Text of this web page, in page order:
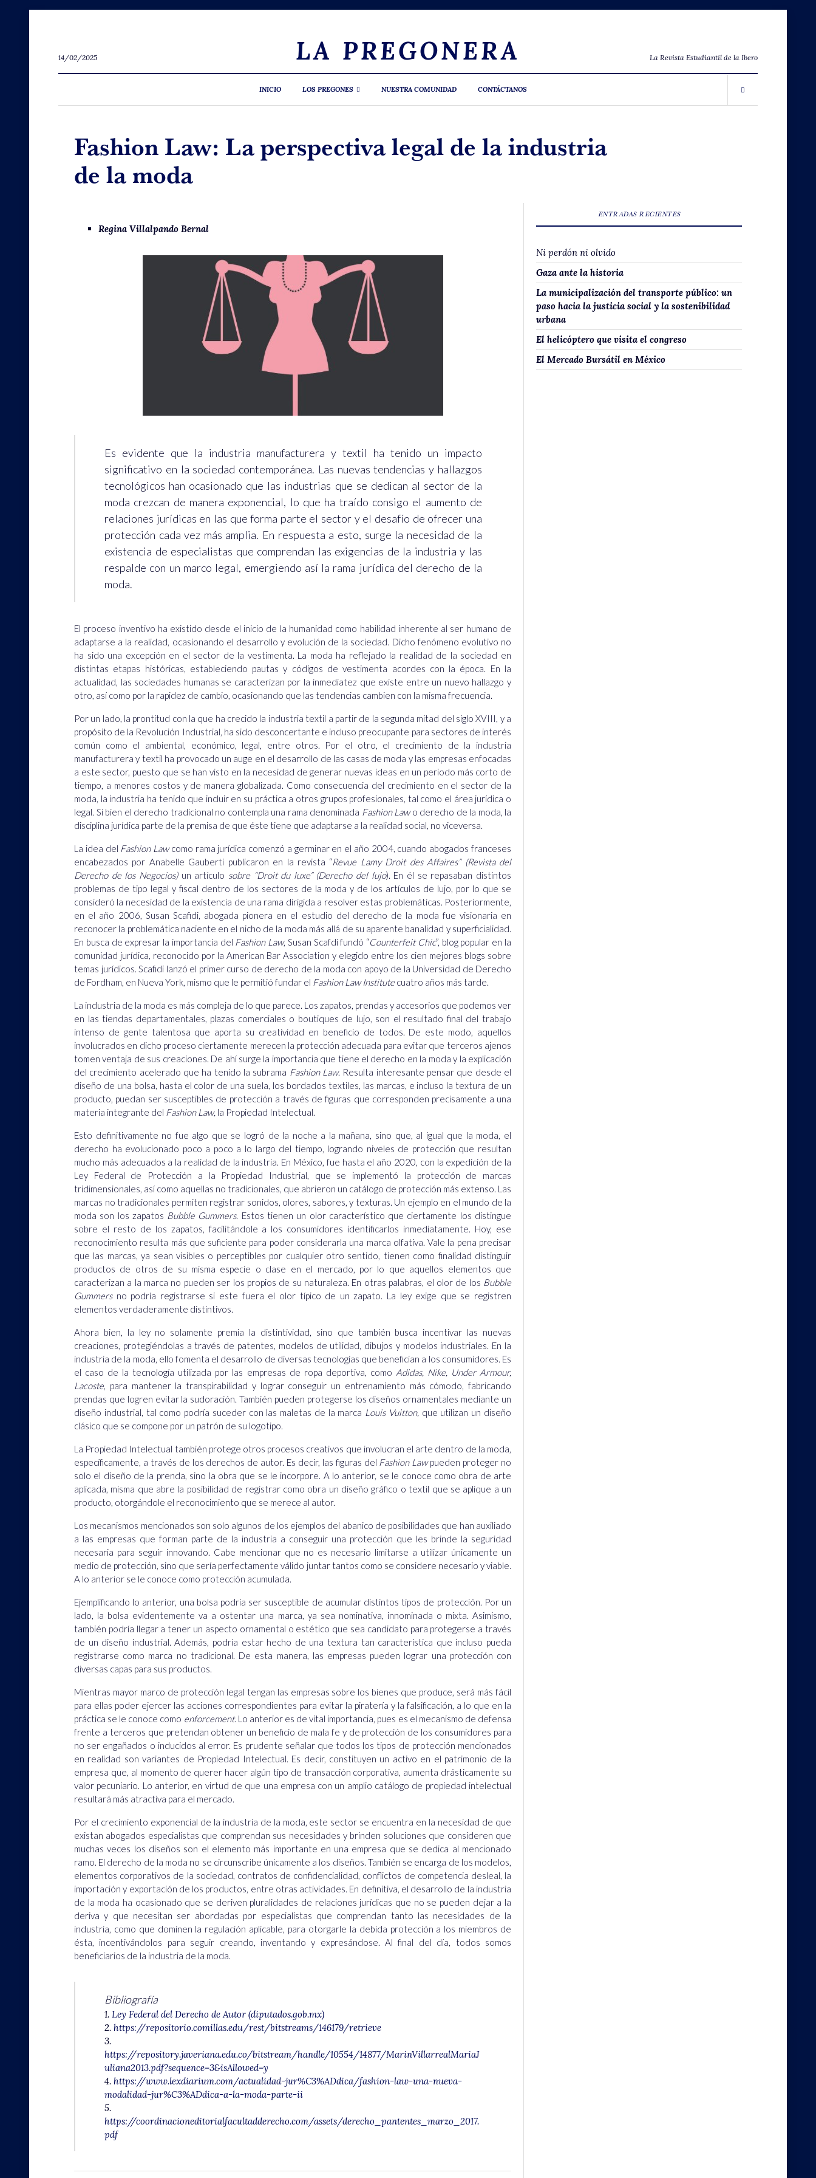
LA PREGONERA
14/02/2025 La Revista Estudiantil de la Ibero
INICIO LOS PREGONES NUESTRA COMUNIDAD CONTÁCTANOS
Fashion Law: La perspectiva legal de la industria
de la moda
Regina Villalpando Bernal
Es evidente que la industria manufacturera y textil ha tenido un impacto
significativo en la sociedad contemporánea. Las nuevas tendencias y hallazgos
tecnológicos han ocasionado que las industrias que se dedican al sector de la
moda crezcan de manera exponencial, lo que ha traído consigo el aumento de
relaciones jurídicas en las que forma parte el sector y el desafío de ofrecer una
protección cada vez más amplia. En respuesta a esto, surge la necesidad de la
existencia de especialistas que comprendan las exigencias de la industria y las
respalde con un marco legal, emergiendo así la rama jurídica del derecho de la
moda.
El proceso inventivo ha existido desde el inicio de la humanidad como habilidad inherente al ser humano de
adaptarse a la realidad, ocasionando el desarrollo y evolución de la sociedad. Dicho fenómeno evolutivo no
ha sido una excepción en el sector de la vestimenta. La moda ha reflejado la realidad de la sociedad en
distintas etapas históricas, estableciendo pautas y códigos de vestimenta acordes con la época. En la
actualidad, las sociedades humanas se caracterizan por la inmediatez que existe entre un nuevo hallazgo y
otro, así como por la rapidez de cambio, ocasionando que las tendencias cambien con la misma frecuencia.
Por un lado, la prontitud con la que ha crecido la industria textil a partir de la segunda mitad del siglo XVIII, y a
propósito de la Revolución Industrial, ha sido desconcertante e incluso preocupante para sectores de interés
común como el ambiental, económico, legal, entre otros. Por el otro, el crecimiento de la industria
manufacturera y textil ha provocado un auge en el desarrollo de las casas de moda y las empresas enfocadas
a este sector, puesto que se han visto en la necesidad de generar nuevas ideas en un periodo más corto de
tiempo, a menores costos y de manera globalizada. Como consecuencia del crecimiento en el sector de la
moda, la industria ha tenido que incluir en su práctica a otros grupos profesionales, tal como el área jurídica o
legal. Si bien el derecho tradicional no contempla una rama denominada Fashion Lawo derecho de la moda, la
disciplina jurídica parte de la premisa de que éste tiene que adaptarse a la realidad social, no viceversa.
La idea del Fashion Lawcomo rama jurídica comenzó a germinar en el año 2004, cuando abogados franceses
encabezados por Anabelle Gauberti publicaron en la revista “Revue Lamy Droit des Affaires” (Revista del
Derecho de los Negocios) un artículo sobre “Droit du luxe” (Derecho del lujo). En él se repasaban distintos
problemas de tipo legal y fiscal dentro de los sectores de la moda y de los artículos de lujo, por lo que se
consideró la necesidad de la existencia de una rama dirigida a resolver estas problemáticas. Posteriormente,
en el año 2006, Susan Scafidi, abogada pionera en el estudio del derecho de la moda fue visionaria en
reconocer la problemática naciente en el nicho de la moda más allá de su aparente banalidad y superficialidad.
En busca de expresar la importancia del Fashion Law, Susan Scafdi fundó “Counterfeit Chic”, blog popular en la
comunidad jurídica, reconocido por la American Bar Association y elegido entre los cien mejores blogs sobre
temas jurídicos. Scafidi lanzó el primer curso de derecho de la moda con apoyo de la Universidad de Derecho
de Fordham, en Nueva York, mismo que le permitió fundar el Fashion Law Institutecuatro años más tarde.
La industria de la moda es más compleja de lo que parece. Los zapatos, prendas y accesorios que podemos ver
en las tiendas departamentales, plazas comerciales o boutiques de lujo, son el resultado final del trabajo
intenso de gente talentosa que aporta su creatividad en beneficio de todos. De este modo, aquellos
involucrados en dicho proceso ciertamente merecen la protección adecuada para evitar que terceros ajenos
tomen ventaja de sus creaciones. De ahí surge la importancia que tiene el derecho en la moda y la explicación
del crecimiento acelerado que ha tenido la subrama Fashion Law. Resulta interesante pensar que desde el
diseño de una bolsa, hasta el color de una suela, los bordados textiles, las marcas, e incluso la textura de un
producto, puedan ser susceptibles de protección a través de figuras que corresponden precisamente a una
materia integrante del Fashion Law, la Propiedad Intelectual.
Esto definitivamente no fue algo que se logró de la noche a la mañana, sino que, al igual que la moda, el
derecho ha evolucionado poco a poco a lo largo del tiempo, logrando niveles de protección que resultan
mucho más adecuados a la realidad de la industria. En México, fue hasta el año 2020, con la expedición de la
Ley Federal de Protección a la Propiedad Industrial, que se implementó la protección de marcas
tridimensionales, así como aquellas no tradicionales, que abrieron un catálogo de protección más extenso. Las
marcas no tradicionales permiten registrar sonidos, olores, sabores, y texturas. Un ejemplo en el mundo de la
moda son los zapatos Bubble Gummers. Estos tienen un olor característico que ciertamente los distingue
sobre el resto de los zapatos, facilitándole a los consumidores identificarlos inmediatamente. Hoy, ese
reconocimiento resulta más que suficiente para poder considerarla una marca olfativa. Vale la pena precisar
que las marcas, ya sean visibles o perceptibles por cualquier otro sentido, tienen como finalidad distinguir
productos de otros de su misma especie o clase en el mercado, por lo que aquellos elementos que
caracterizan a la marca no pueden ser los propios de su naturaleza. En otras palabras, el olor de los Bubble
Gummersno podría registrarse si este fuera el olor típico de un zapato. La ley exige que se registren
elementos verdaderamente distintivos.
Ahora bien, la ley no solamente premia la distintividad, sino que también busca incentivar las nuevas
creaciones, protegiéndolas a través de patentes, modelos de utilidad, dibujos y modelos industriales. En la
industria de la moda, ello fomenta el desarrollo de diversas tecnologías que benefician a los consumidores. Es
el caso de la tecnología utilizada por las empresas de ropa deportiva, como Adidas, Nike, Under Armour,
Lacoste, para mantener la transpirabilidad y lograr conseguir un entrenamiento más cómodo, fabricando
prendas que logren evitar la sudoración. También pueden protegerse los diseños ornamentales mediante un
diseño industrial, tal como podría suceder con las maletas de la marca Louis Vuitton, que utilizan un diseño
clásico que se compone por un patrón de su logotipo.
La Propiedad Intelectual también protege otros procesos creativos que involucran el arte dentro de la moda,
específicamente, a través de los derechos de autor. Es decir, las figuras del Fashion Lawpueden proteger no
solo el diseño de la prenda, sino la obra que se le incorpore. A lo anterior, se le conoce como obra de arte
aplicada, misma que abre la posibilidad de registrar como obra un diseño gráfico o textil que se aplique a un
producto, otorgándole el reconocimiento que se merece al autor.
Los mecanismos mencionados son solo algunos de los ejemplos del abanico de posibilidades que han auxiliado
a las empresas que forman parte de la industria a conseguir una protección que les brinde la seguridad
necesaria para seguir innovando. Cabe mencionar que no es necesario limitarse a utilizar únicamente un
medio de protección, sino que sería perfectamente válido juntar tantos como se considere necesario y viable.
A lo anterior se le conoce como protección acumulada.
Ejemplificando lo anterior, una bolsa podría ser susceptible de acumular distintos tipos de protección. Por un
lado, la bolsa evidentemente va a ostentar una marca, ya sea nominativa, innominada o mixta. Asimismo,
también podría llegar a tener un aspecto ornamental o estético que sea candidato para protegerse a través
de un diseño industrial. Además, podría estar hecho de una textura tan característica que incluso pueda
registrarse como marca no tradicional. De esta manera, las empresas pueden lograr una protección con
diversas capas para sus productos.
Mientras mayor marco de protección legal tengan las empresas sobre los bienes que produce, será más fácil
para ellas poder ejercer las acciones correspondientes para evitar la piratería y la falsificación, a lo que en la
práctica se le conoce como enforcement. Lo anterior es de vital importancia, pues es el mecanismo de defensa
frente a terceros que pretendan obtener un beneficio de mala fe y de protección de los consumidores para
no ser engañados o inducidos al error. Es prudente señalar que todos los tipos de protección mencionados
en realidad son variantes de Propiedad Intelectual. Es decir, constituyen un activo en el patrimonio de la
empresa que, al momento de querer hacer algún tipo de transacción corporativa, aumenta drásticamente su
valor pecuniario. Lo anterior, en virtud de que una empresa con un amplio catálogo de propiedad intelectual
resultará más atractiva para el mercado.
Por el crecimiento exponencial de la industria de la moda, este sector se encuentra en la necesidad de que
existan abogados especialistas que comprendan sus necesidades y brinden soluciones que consideren que
muchas veces los diseños son el elemento más importante en una empresa que se dedica al mencionado
ramo. El derecho de la moda no se circunscribe únicamente a los diseños. También se encarga de los modelos,
elementos corporativos de la sociedad, contratos de confidencialidad, conflictos de competencia desleal, la
importación y exportación de los productos, entre otras actividades. En definitiva, el desarrollo de la industria
de la moda ha ocasionado que se deriven pluralidades de relaciones jurídicas que no se pueden dejar a la
deriva y que necesitan ser abordadas por especialistas que comprendan tanto las necesidades de la
industria, como que dominen la regulación aplicable, para otorgarle la debida protección a los miembros de
ésta, incentivándolos para seguir creando, inventando y expresándose. Al final del día, todos somos
beneficiarios de la industria de la moda.
Bibliografía
1. Ley Federal del Derecho de Autor (diputados.gob.mx)
2. https://repositorio.comillas.edu/rest/bitstreams/146179/retrieve
3.
https://repository.javeriana.edu.co/bitstream/handle/10554/14877/MarinVillarrealMariaJ
uliana2013.pdf?sequence=3&isAllowed=y
4. https://www.lexdiarium.com/actualidad-jur%C3%ADdica/fashion-law-una-nueva-
modalidad-jur%C3%ADdica-a-la-moda-parte-ii
5.
https://coordinacioneditorialfacultadderecho.com/assets/derecho_pantentes_marzo_2017.
pdf
ENTRADAS RECIENTES
Ni perdón ni olvido
Gaza ante la historia
La municipalización del transporte público: un
paso hacia la justicia social y la sostenibilidad
urbana
El helicóptero que visita el congreso
El Mercado Bursátil en México